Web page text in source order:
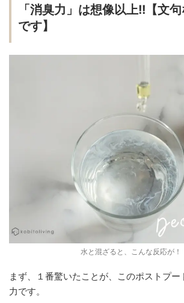
「消臭力」は想像以上!!【文
です】
水と混ざると、こんな反応が！
まず、１番驚いたことが、このポストプ
力です。